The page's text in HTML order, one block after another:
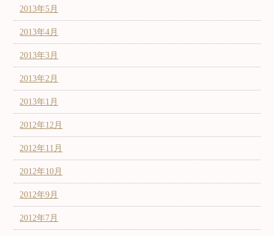
2013年5月
2013年4月
2013年3月
2013年2月
2013年1月
2012年12月
2012年11月
2012年10月
2012年9月
2012年7月